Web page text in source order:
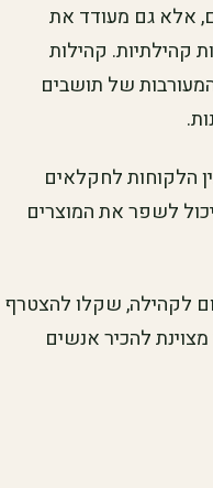
אלא גם מעודד את
קהילתיות. קהילות
של תושבים
הלקוחות לחקלאים
לשפר את המוצרים
לקהילה, שקלו להצטרף
להכיר אנשים